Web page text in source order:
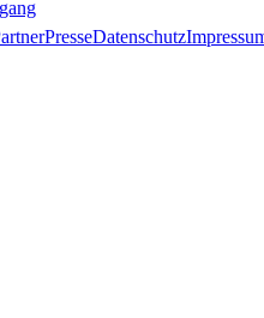
PresseDatenschutz